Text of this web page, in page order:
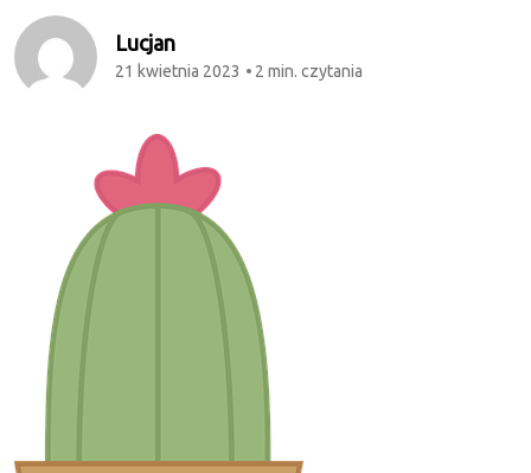
Lucjan
21 kwietnia 2023 2 min. czytania